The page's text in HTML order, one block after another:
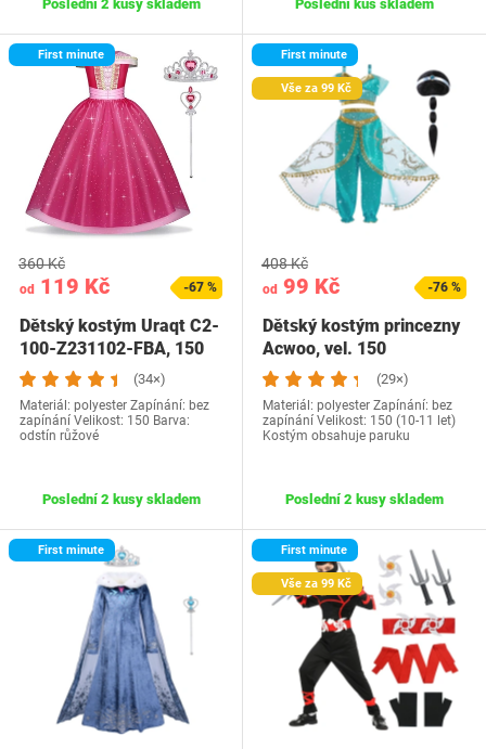
Poslední 2 kusy skladem Poslední kus skladem
First minute
od 119 Kč
360 Kč
-67 %
Dětský kostým Uraqt C2-
100-Z231102-FBA, 150
(34×)
Materiál: polyester Zapínání: bez
zapínání Velikost: 150 Barva:
odstín růžové
Poslední 2 kusy skladem
First minute
Vše za 99 Kč
od 99 Kč
408 Kč
-76 %
Dětský kostým princezny
Acwoo, vel. 150
(29×)
Materiál: polyester Zapínání: bez
zapínání Velikost: 150 (10-11 let)
Kostým obsahuje paruku
Poslední 2 kusy skladem
First minute First minute
Vše za 99 Kč